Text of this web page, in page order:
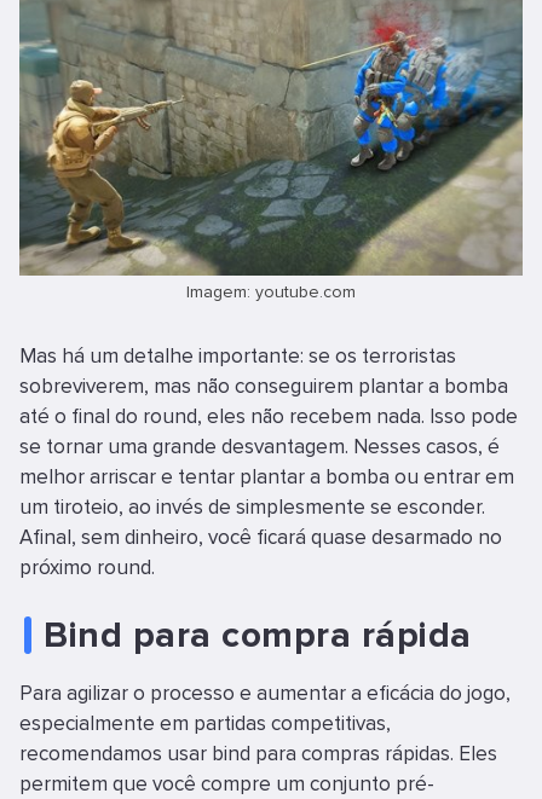
Imagem: youtube.com
Mas há um detalhe importante: se os terroristas
sobreviverem, mas não conseguirem plantar a bomba
até o final do round, eles não recebem nada. Isso pode
se tornar uma grande desvantagem. Nesses casos, é
melhor arriscar e tentar plantar a bomba ou entrar em
um tiroteio, ao invés de simplesmente se esconder.
Afinal, sem dinheiro, você ficará quase desarmado no
próximo round.
Bind para compra rápida
Para agilizar o processo e aumentar a eficácia do jogo,
especialmente em partidas competitivas,
recomendamos usar bind para compras rápidas. Eles
permitem que você compre um conjunto pré-